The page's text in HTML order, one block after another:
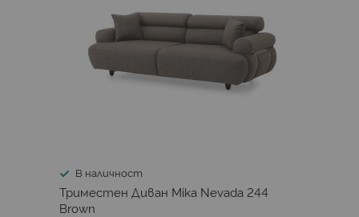
В наличност
Триместен Диван Mika Nevada 244
Brown